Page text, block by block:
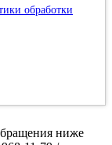
обработки
ниже